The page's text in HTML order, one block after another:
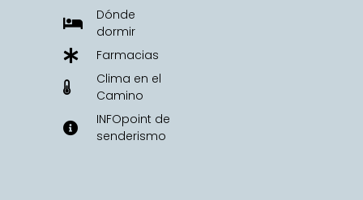
Dónde
dormir
Farmacias
Clima en el
Camino
INFOpoint de
senderismo